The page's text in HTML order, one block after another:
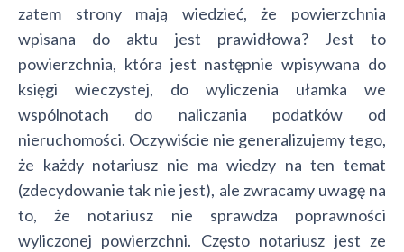
zatem strony mają wiedzieć, że powierzchnia
wpisana do aktu jest prawidłowa? Jest to
powierzchnia, która jest następnie wpisywana do
księgi wieczystej, do wyliczenia ułamka we
wspólnotach do naliczania podatków od
nieruchomości. Oczywiście nie generalizujemy tego,
że każdy notariusz nie ma wiedzy na ten temat
(zdecydowanie tak nie jest), ale zwracamy uwagę na
to, że notariusz nie sprawdza poprawności
wyliczonej powierzchni. Często notariusz jest ze